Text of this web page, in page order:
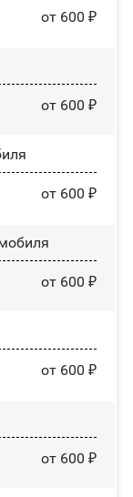
от 600 ₽
от 600 ₽
от 600 ₽
от 600 ₽
от 600 ₽
от 600 ₽